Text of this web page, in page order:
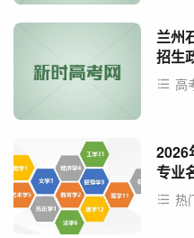
兰州
招生
高
2026
专业
热